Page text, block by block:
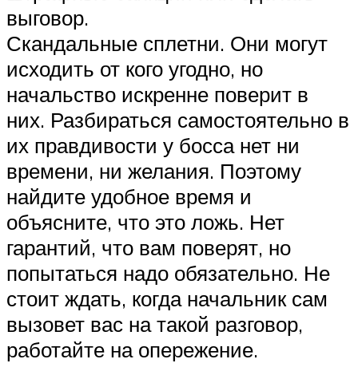
выговор.
Скандальные сплетни. Они могут
исходить от кого угодно, но
начальство искренне поверит в
них. Разбираться самостоятельно в
их правдивости у босса нет ни
времени, ни желания. Поэтому
найдите удобное время и
объясните, что это ложь. Нет
гарантий, что вам поверят, но
попытаться надо обязательно. Не
стоит ждать, когда начальник сам
вызовет вас на такой разговор,
работайте на опережение.